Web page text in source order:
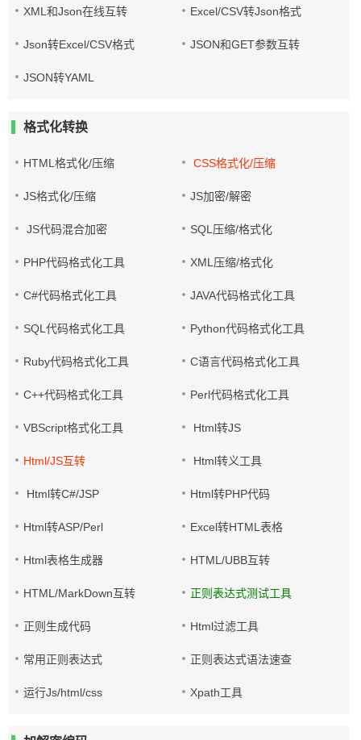
XML和Json在线互转 Excel/CSV转Json格式
Json转Excel/CSV格式 JSON和GET参数互转
JSON转YAML
格式化转换
HTML格式化/压缩 CSS格式化/压缩
JS格式化/压缩 JS加密/解密
JS代码混合加密 SQL压缩/格式化
PHP代码格式化工具 XML压缩/格式化
C#代码格式化工具 JAVA代码格式化工具
SQL代码格式化工具 Python代码格式化工具
Ruby代码格式化工具 C语言代码格式化工具
C++代码格式化工具 Perl代码格式化工具
VBScript格式化工具 Html转JS
Html/JS互转 Html转义工具
Html转C#/JSP Html转PHP代码
Html转ASP/Perl Excel转HTML表格
Html表格生成器 HTML/UBB互转
HTML/MarkDown互转 正则表达式测试工具
正则生成代码 Html过滤工具
常用正则表达式 正则表达式语法速查
运行Js/html/css Xpath工具